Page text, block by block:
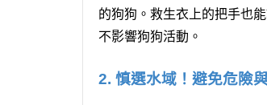
的狗狗。救生衣上的把手也
不影響狗狗活動。
2. 慎選水域！避免危險